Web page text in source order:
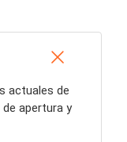
actuales de
apertura y